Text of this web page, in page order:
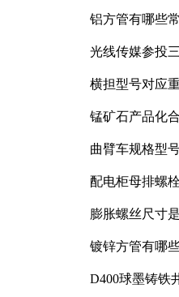
铝方管有哪些
光线传媒参投
横担型号对应
锰矿石产品化
曲臂车规格型
配电柜母排螺
膨胀螺丝尺寸
镀锌方管有哪
D400球墨铸铁